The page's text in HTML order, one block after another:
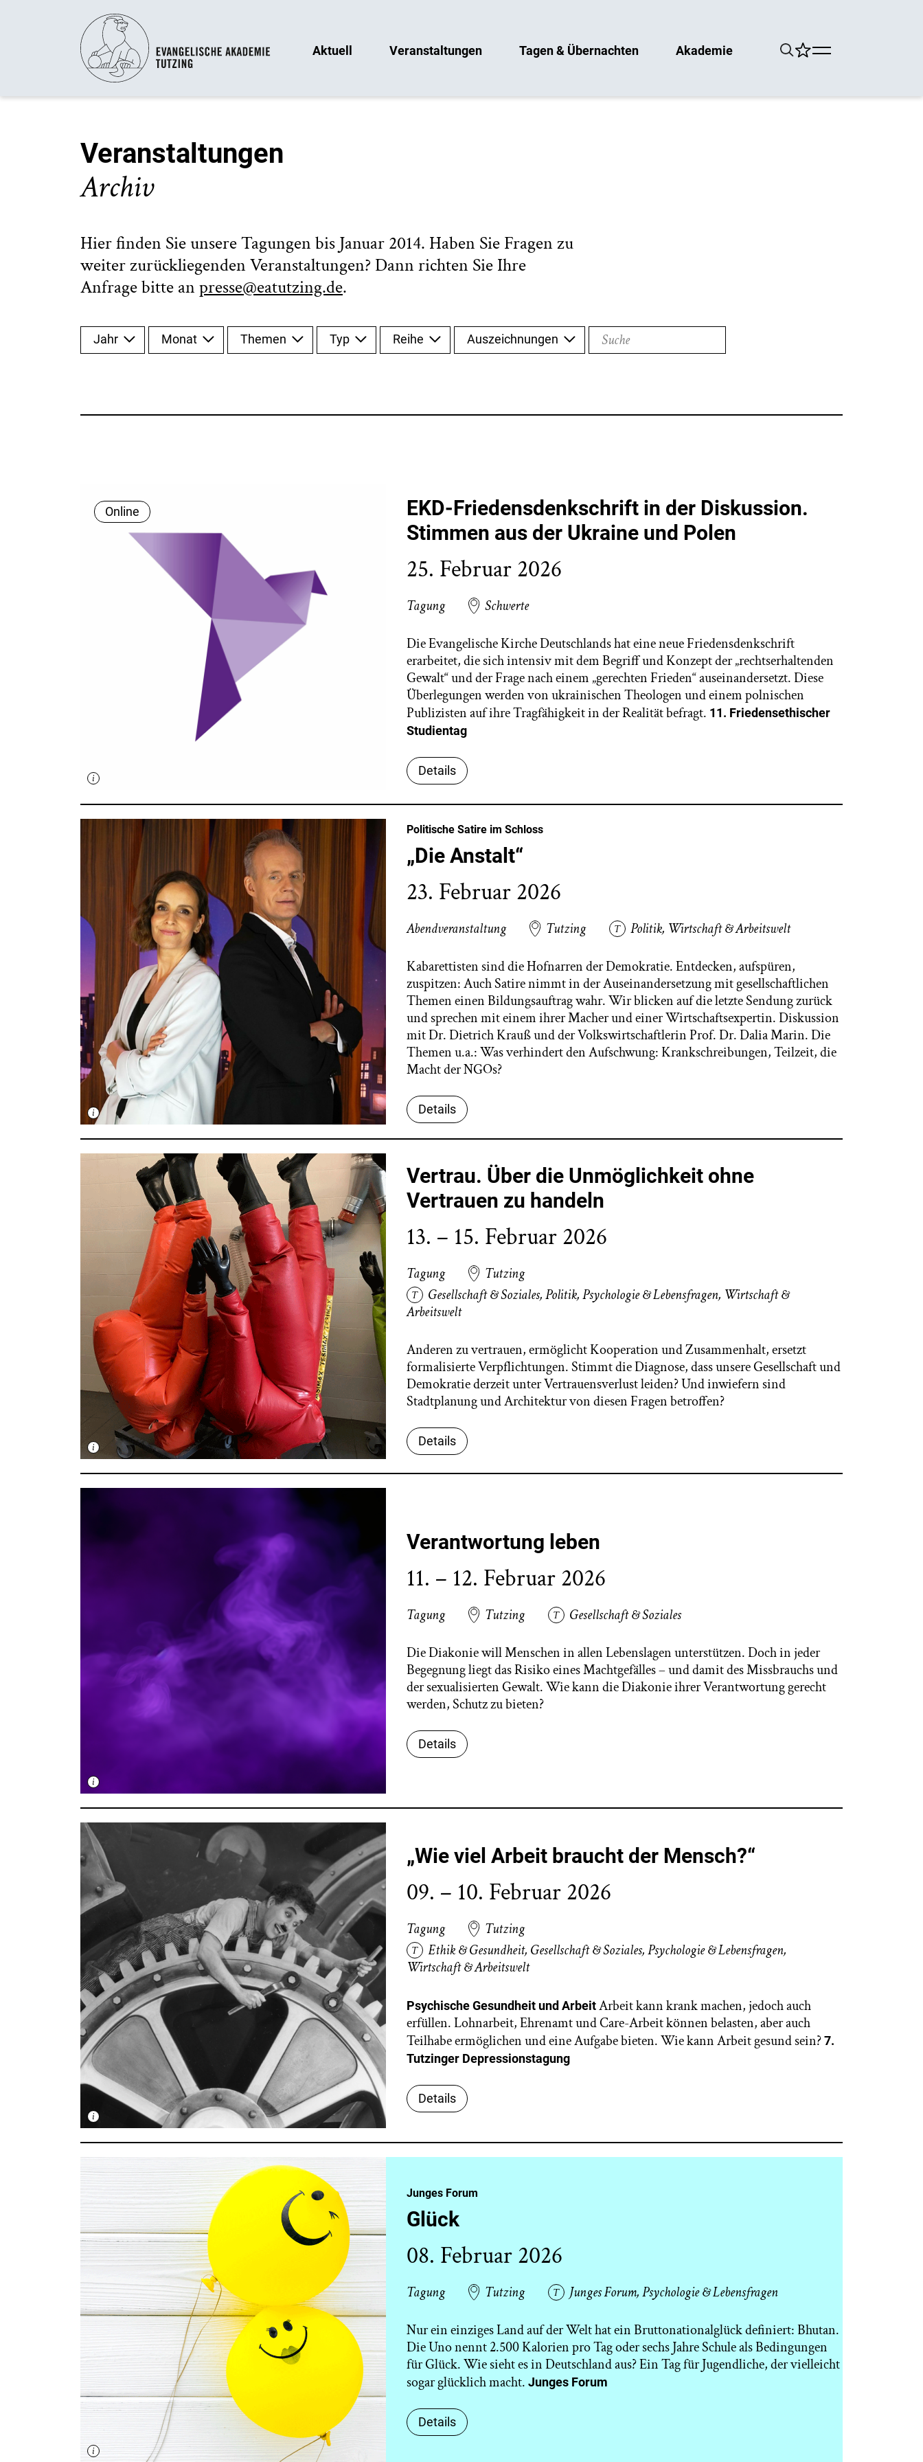
Aktuell Veranstaltungen Tagen & Übernachten Akademie
Veranstaltungen
Archiv
Hier finden Sie unsere Tagungen bis Januar 2014. Haben Sie Fragen zu
weiter zurückliegenden Veranstaltungen? Dann richten Sie Ihre
Anfrage bitte anpresse@eatutzing.de.
Jahr Monat Themen Typ Reihe Auszeichnungen Suche
Online
EKD-Friedensdenkschrift in der Diskussion.
Stimmen aus der Ukraine und Polen
25. Februar 2026
Tagung Schwerte
Die Evangelische Kirche Deutschlands hat eine neue Friedensdenkschrift
erarbeitet, die sich intensiv mit dem Begriff und Konzept der „rechtserhaltenden
Gewalt“ und der Frage nach einem „gerechten Frieden“ auseinandersetzt. Diese
Überlegungen werden von ukrainischen Theologen und einem polnischen
Publizisten auf ihre Tragfähigkeit in der Realität befragt. 11. Friedensethischer
Studientag
Details
Politische Satire im Schloss
„Die Anstalt“
23. Februar 2026
Abendveranstaltung Tutzing Politik, Wirtschaft & Arbeitswelt
Kabarettisten sind die Hofnarren der Demokratie. Entdecken, aufspüren,
zuspitzen: Auch Satire nimmt in der Auseinandersetzung mit gesellschaftlichen
Themen einen Bildungsauftrag wahr. Wir blicken auf die letzte Sendung zurück
und sprechen mit einem ihrer Macher und einer Wirtschaftsexpertin. Diskussion
mit Dr. Dietrich Krauß und der Volkswirtschaftlerin Prof. Dr. Dalia Marin. Die
Themen u.a.: Was verhindert den Aufschwung: Krankschreibungen, Teilzeit, die
Macht der NGOs?
Details
Vertrau. Über die Unmöglichkeit ohne
Vertrauen zu handeln
13. – 15. Februar 2026
Tagung
Tutzing
Gesellschaft & Soziales,Politik,Psychologie & Lebensfragen, Wirtschaft &
Arbeitswelt
Anderen zu vertrauen, ermöglicht Kooperation und Zusammenhalt, ersetzt
formalisierte Verpflichtungen. Stimmt die Diagnose, dass unsere Gesellschaft und
Demokratie derzeit unter Vertrauensverlust leiden? Und inwiefern sind
Stadtplanung und Architektur von diesen Fragen betroffen?
Details
Verantwortung leben
11. – 12. Februar 2026
Tagung Tutzing Gesellschaft & Soziales
Die Diakonie will Menschen in allen Lebenslagen unterstützen. Doch in jeder
Begegnung liegt das Risiko eines Machtgefälles – und damit des Missbrauchs und
der sexualisierten Gewalt. Wie kann die Diakonie ihrer Verantwortung gerecht
werden, Schutz zu bieten?
Details
„Wie viel Arbeit braucht der Mensch?“
09. – 10. Februar 2026
Tagung
Tutzing
Ethik & Gesundheit, Gesellschaft & Soziales,Psychologie & Lebensfragen,
Wirtschaft & Arbeitswelt
Psychische Gesundheit und ArbeitArbeit kann krank machen, jedoch auch
erfüllen. Lohnarbeit, Ehrenamt und Care-Arbeit können belasten, aber auch
Teilhabe ermöglichen und eine Aufgabe bieten. Wie kann Arbeit gesund sein?7.
Tutzinger Depressionstagung
Details
Junges Forum
Glück
08. Februar 2026
Tagung Tutzing Junges Forum,Psychologie & Lebensfragen
Nur ein einziges Land auf der Welt hat ein Bruttonationalglück definiert: Bhutan.
Die Uno nennt 2.500 Kalorien pro Tag oder sechs Jahre Schule als Bedingungen
für Glück. Wie sieht es in Deutschland aus? Ein Tag für Jugendliche, der vielleicht
sogar glücklich macht. Junges Forum
Details